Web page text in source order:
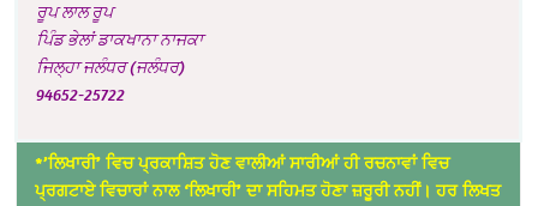
ਰੂਪ ਲਾਲ ਰੂਪ
ਪਿੰਡ ਭੇਲਾਂ ਡਾਕਖਾਨਾ ਨਾਜਕਾ
ਜਿਲ੍ਹਾ ਜਲੰਧਰ (ਜਲੰਧਰ)
94652-25722
*’ਲਿਖਾਰੀ’ ਵਿਚ ਪ੍ਰਕਾਸ਼ਿਤ ਹੋਣ ਵਾਲੀਆਂ ਸਾਰੀਆਂ ਹੀ ਰਚਨਾਵਾਂ ਵਿਚ
ਪ੍ਰਗਟਾਏ ਵਿਚਾਰਾਂ ਨਾਲ ‘ਲਿਖਾਰੀ’ ਦਾ ਸਹਿਮਤ ਹੋਣਾ ਜ਼ਰੂਰੀ ਨਹੀਂ। ਹਰ ਲਿਖਤ